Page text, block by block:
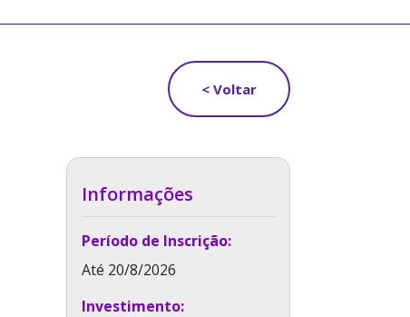
< Voltar
Informações
Período de Inscrição:
Até 20/8/2026
Investimento: